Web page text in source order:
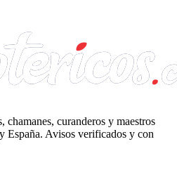
curanderos y maestros
España. Avisos verificados y con